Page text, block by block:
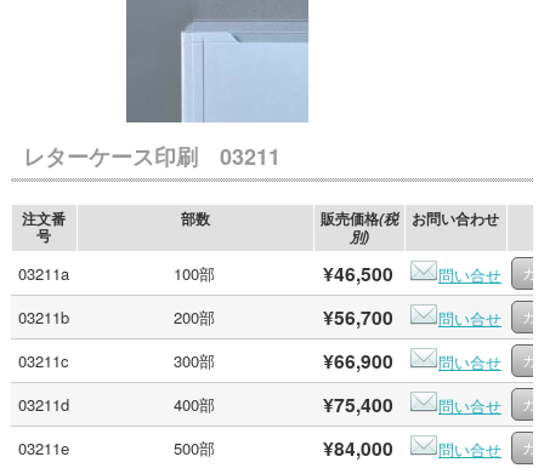
レターケース印刷 03211
注文番
号
部数 販売価格(税
別)
お問い合わせ
03211a 100部 ¥46,500
問い合せ
03211b
200部 ¥56,700
問い合せ
03211c
300部 ¥66,900
問い合せ
03211d
400部 ¥75,400
問い合せ
03211e
500部 ¥84,000
問い合せ